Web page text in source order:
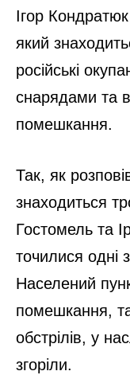
Ігор
який
російські
снарядами та
помешкання.
Так, як
знаходиться
Гостомель та
точилися одні
Населений
помешкання,
обстрілів, у
згоріли.